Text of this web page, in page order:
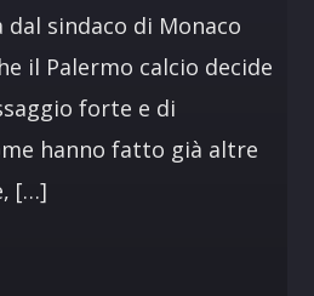
sindaco di Monaco
il Palermo calcio decide
forte e di
hanno fatto già altre
[…]